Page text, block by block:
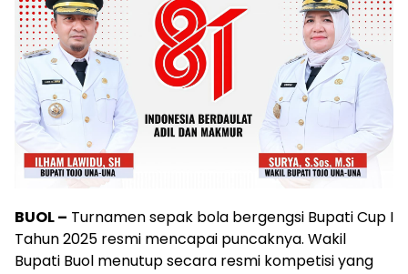
BUOL – Turnamen sepak bola bergengsi Bupati Cup I
Tahun 2025 resmi mencapai puncaknya. Wakil
Bupati Buol menutup secara resmi kompetisi yang